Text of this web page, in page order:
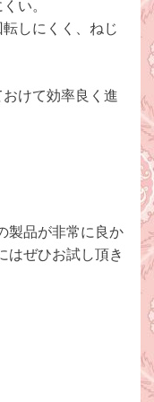
い。
しにくく、ねじ
けて効率良く進
製品が非常に良か
はぜひお試し頂き